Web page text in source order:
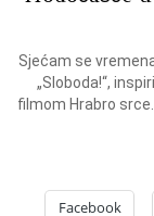
Sjećam se
„Sloboda!“,
filmom Hrabro
Facebook